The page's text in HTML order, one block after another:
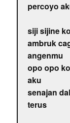
percoyo
siji sijine
ambruk
angenmu
opo opo
aku
senajan
terus